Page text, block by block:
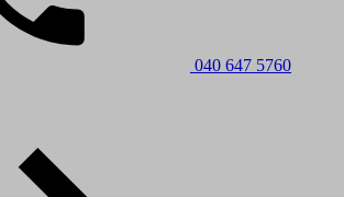
040 647 5760